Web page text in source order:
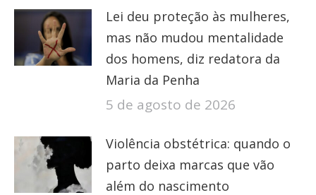
Lei deu proteção às mulheres,
mas não mudou mentalidade
dos homens, diz redatora da
Maria da Penha
5 de agosto de 2026
Violência obstétrica: quando o
parto deixa marcas que vão
além do nascimento